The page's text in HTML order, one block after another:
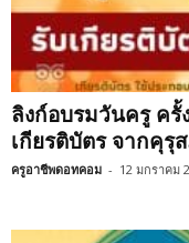
ลิงก์อบรมวันครู ครั้
เกียรติบัตร จากคุรุ
ครูอาชีพดอทคอม - 12 มกราคม